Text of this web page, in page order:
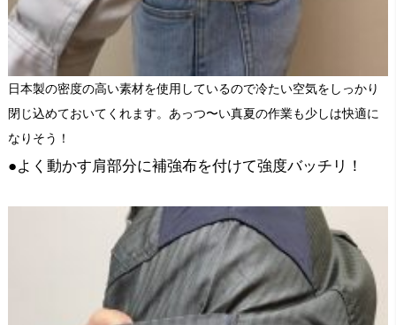
日本製の密度の高い素材を使用しているので冷たい空気をしっかり
閉じ込めておいてくれます。あっつ〜い真夏の作業も少しは快適に
なりそう！
●よく動かす肩部分に補強布を付けて強度バッチリ！